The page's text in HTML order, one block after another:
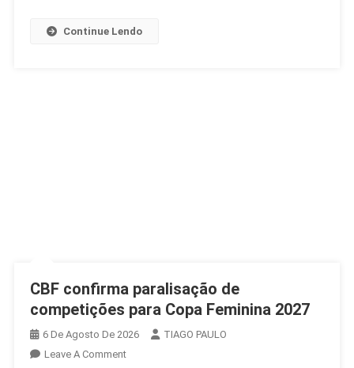
Continue Lendo
CBF confirma paralisação de
competições para Copa Feminina 2027
6 De Agosto De 2026
TIAGO PAULO
Leave A CommentOn